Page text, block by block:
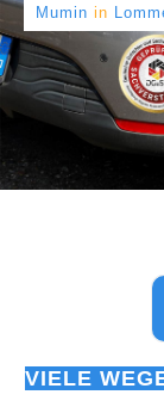
Mumin in
VIELE